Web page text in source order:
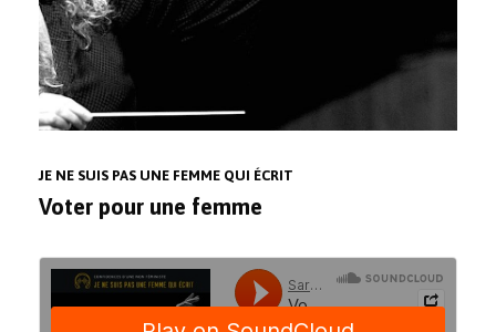
JE NE SUIS PAS UNE FEMME QUI ÉCRIT
Voter pour une femme